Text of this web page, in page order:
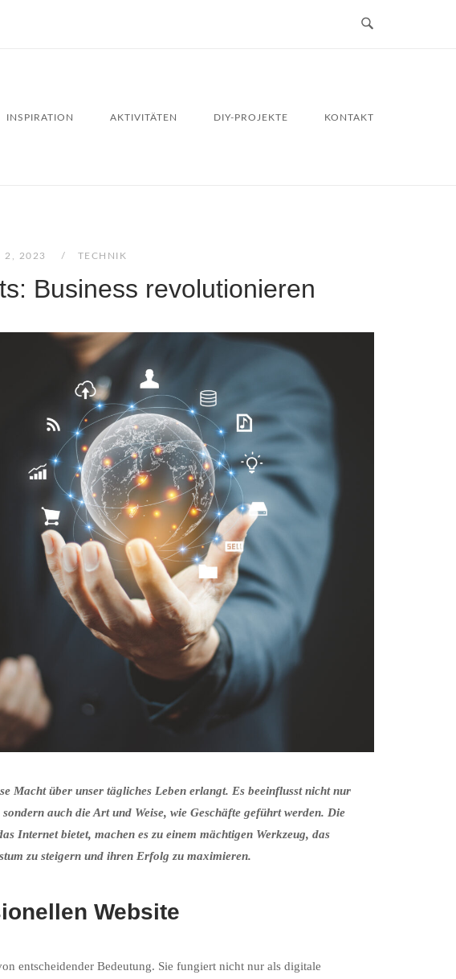
INSPIRATION AKTIVITÄTEN DIY-PROJEKTE KONTAKT
2, 2023 TECHNIK
Business revolutionieren
Macht über unser tägliches Leben erlangt. Es beeinflusst nicht nur
auch die Art und Weise, wie Geschäfte geführt werden. Die
Internet bietet, machen es zu einem mächtigen Werkzeug, das
zu steigern und ihren Erfolg zu maximieren.
Website
entscheidender Bedeutung. Sie fungiert nicht nur als digitale